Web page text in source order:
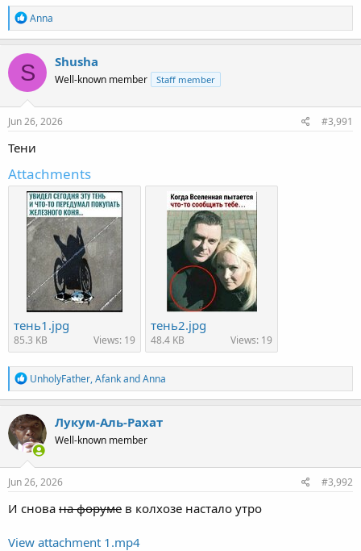
R
e
a
c
t
i
o
n
s
Anna
S Shusha
Well-known member Staff member
Jun 26, 2026 #3,991
Тени
Attachments
тень1.jpg
85.3 KB Views: 19
тень2.jpg
48.4 KB Views: 19
R
e
a
c
t
i
o
n
s
UnholyFather,AfankandAnna
Лукум-Аль-Рахат
Well-known member
Jun 26, 2026 #3,992
И снова на форуме в колхозе настало утро
View attachment 1.mp4